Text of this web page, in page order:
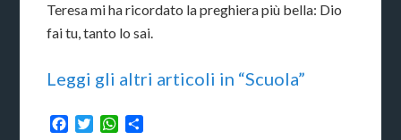
Teresa mi ha ricordato la preghiera più bella: Dio
fai tu, tanto lo sai.
Leggi gli altri articoli in “Scuola”
Facebook
TwitterWhatsApp